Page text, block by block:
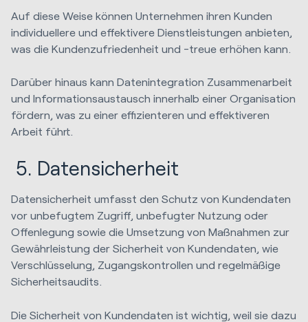
Auf diese Weise können Unternehmen ihren Kunden
individuellere und effektivere Dienstleistungen anbieten,
was die Kundenzufriedenheit und -treue erhöhen kann.
Darüber hinaus kann Datenintegration Zusammenarbeit
und Informationsaustausch innerhalb einer Organisation
fördern, was zu einer effizienteren und effektiveren
Arbeit führt.
5. Datensicherheit
Datensicherheit umfasst den Schutz von Kundendaten
vor unbefugtem Zugriff, unbefugter Nutzung oder
Offenlegung sowie die Umsetzung von Maßnahmen zur
Gewährleistung der Sicherheit von Kundendaten, wie
Verschlüsselung, Zugangskontrollen und regelmäßige
Sicherheitsaudits.
Die Sicherheit von Kundendaten ist wichtig, weil sie dazu